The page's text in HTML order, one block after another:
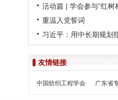
作培训班
活动篇 | 学会参与“红
新图景
重温入党誓词
习近平：用中长期规划
友情链接
中国纺织工程学会 广东省